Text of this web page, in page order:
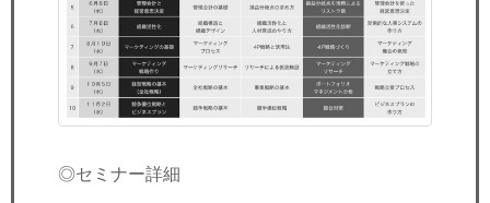
◎セミナー詳細